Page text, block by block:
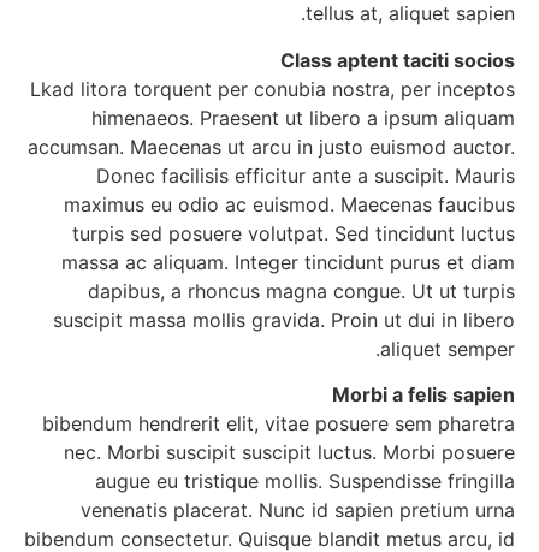
tellus at, aliquet sapien.
Class aptent taciti socios
Lkad litora torquent per conubia nostra, per inceptos
himenaeos. Praesent ut libero a ipsum aliquam
accumsan. Maecenas ut arcu in justo euismod auctor.
Donec facilisis efficitur ante a suscipit. Mauris
maximus eu odio ac euismod. Maecenas faucibus
turpis sed posuere volutpat. Sed tincidunt luctus
massa ac aliquam. Integer tincidunt purus et diam
dapibus, a rhoncus magna congue. Ut ut turpis
suscipit massa mollis gravida. Proin ut dui in libero
aliquet semper.
Morbi a felis sapien
bibendum hendrerit elit, vitae posuere sem pharetra
nec. Morbi suscipit suscipit luctus. Morbi posuere
augue eu tristique mollis. Suspendisse fringilla
venenatis placerat. Nunc id sapien pretium urna
bibendum consectetur. Quisque blandit metus arcu, id